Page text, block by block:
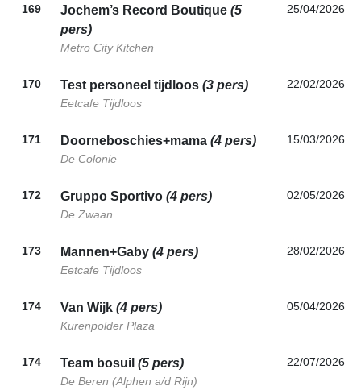
169 Jochem’s Record Boutique (5
pers)
Metro City Kitchen
25/04/2026
170 Test personeel tijdloos (3 pers)
Eetcafe Tijdloos
22/02/2026
171 Doorneboschies+mama (4 pers)
De Colonie
15/03/2026
172 Gruppo Sportivo (4 pers)
De Zwaan
02/05/2026
173 Mannen+Gaby (4 pers)
Eetcafe Tijdloos
28/02/2026
174 Van Wijk (4 pers)
Kurenpolder Plaza
05/04/2026
174 Team bosuil (5 pers)
De Beren (Alphen a/d Rijn)
22/07/2026